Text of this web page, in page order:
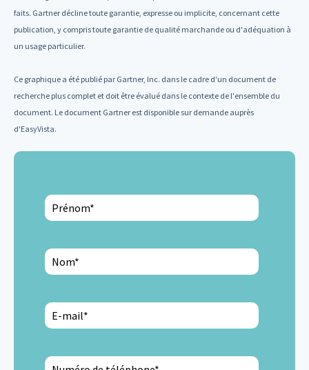
faits. Gartner décline toute garantie, expresse ou implicite, concernant cette
publication, y compris toute garantie de qualité marchande ou d'adéquation à
un usage particulier.
Ce graphique a été publié par Gartner, Inc. dans le cadre d'un document de
recherche plus complet et doit être évalué dans le contexte de l'ensemble du
document. Le document Gartner est disponible sur demande auprès
d'EasyVista.